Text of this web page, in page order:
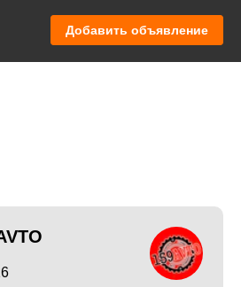
Добавить объявление